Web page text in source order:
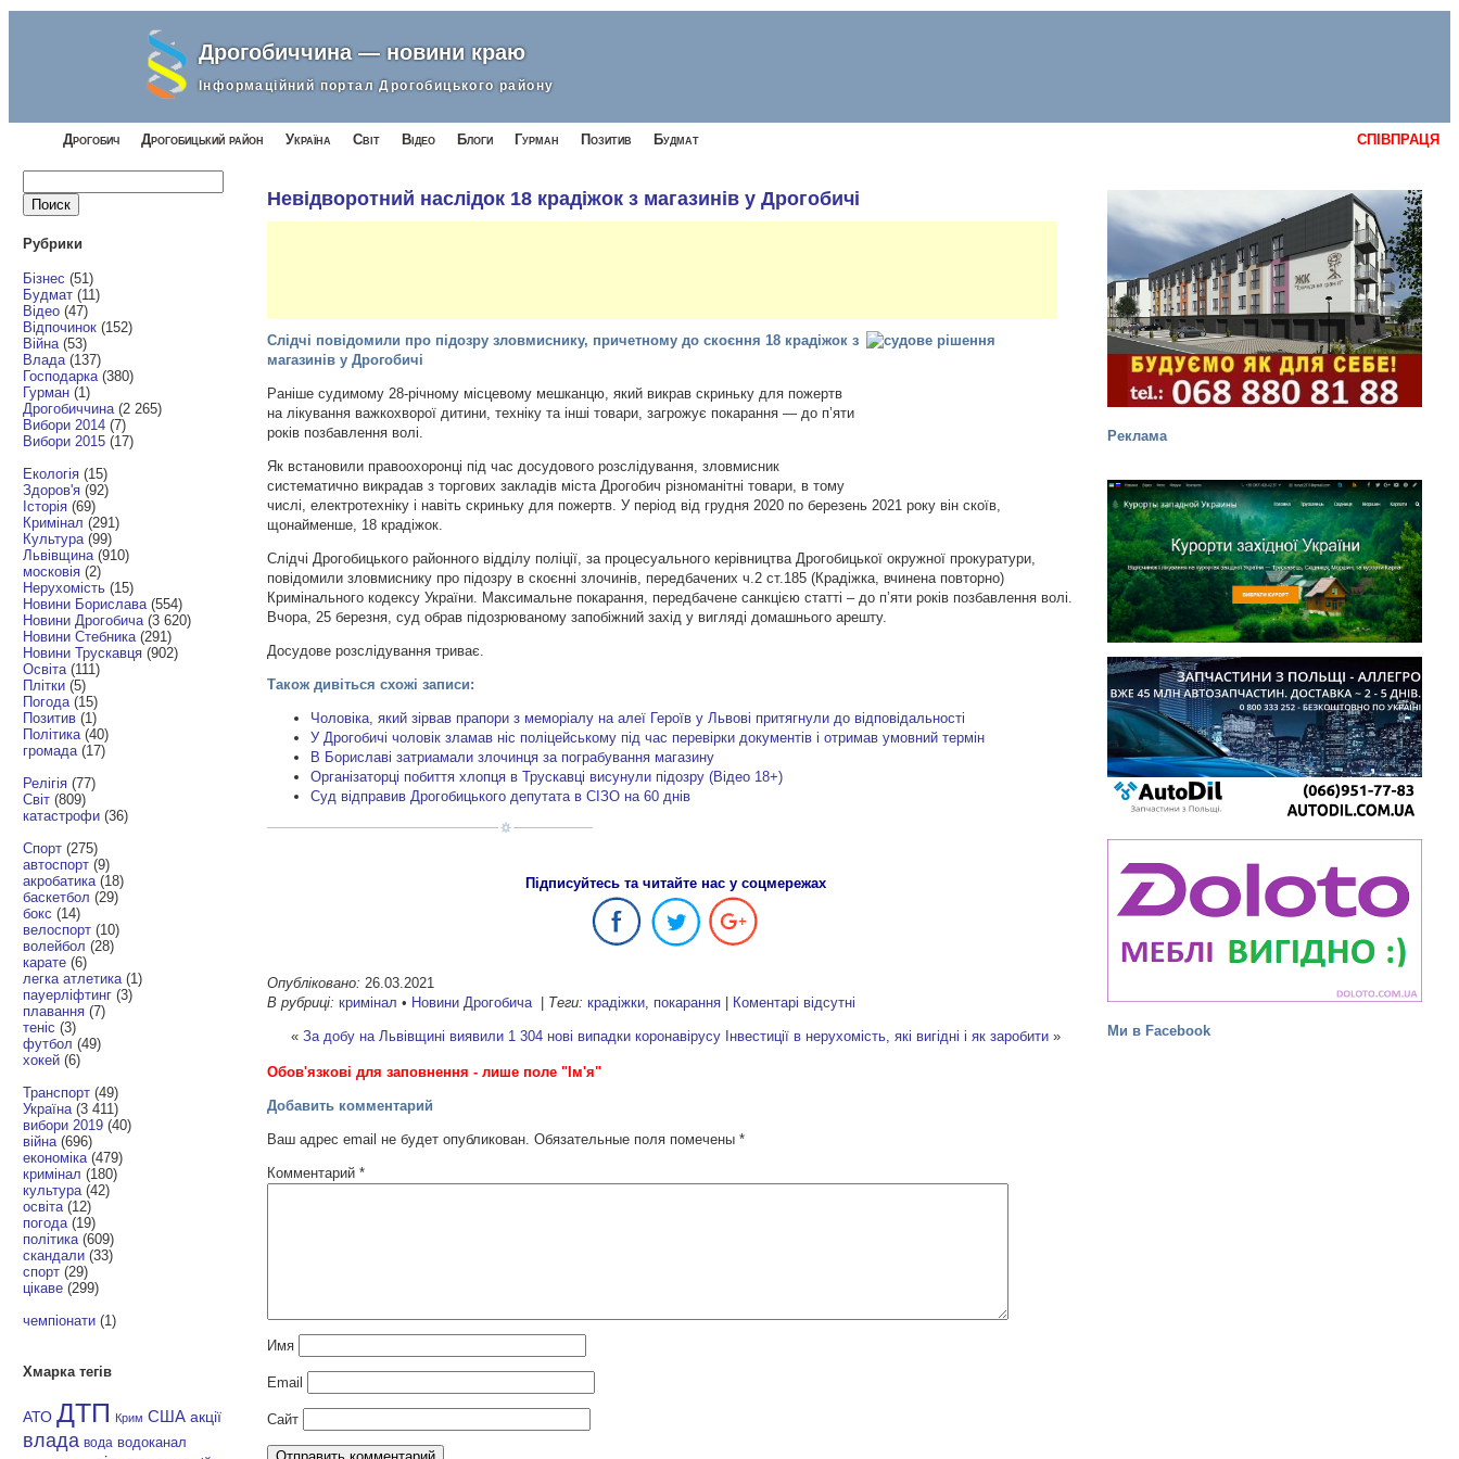
Дрогобиччина — новини краю
Інформаційний портал Дрогобицького району
Дрогобич Дрогобицький район Україна Світ Відео Блоги Гурман СПІВПРАЦЯ
Позитив Будмат
Реклама
Ми в Facebook
Рубрики
Бізнес (51)
Будмат (11)
Відео (47)
Відпочинок (152)
Війна (53)
Влада (137)
Господарка (380)
Гурман (1)
Дрогобиччина (2 265)
Вибори 2014 (7)
Вибори 2015 (17)
Екологія (15)
Здоров'я (92)
Історія (69)
Кримінал (291)
Культура (99)
Львівщина (910)
московія (2)
Нерухомість (15)
Новини Борислава (554)
Новини Дрогобича (3 620)
Новини Стебника (291)
Новини Трускавця (902)
Освіта (111)
Плітки (5)
Погода (15)
Позитив (1)
Політика (40)
громада (17)
Релігія (77)
Світ (809)
катастрофи (36)
Спорт (275)
автоспорт (9)
акробатика (18)
баскетбол (29)
бокс (14)
велоспорт (10)
волейбол (28)
карате (6)
легка атлетика (1)
пауерліфтинг (3)
плавання (7)
теніс (3)
футбол (49)
хокей (6)
Транспорт (49)
Україна (3 411)
вибори 2019 (40)
війна (696)
економіка (479)
кримінал (180)
культура (42)
освіта (12)
погода (19)
політика (609)
скандали (33)
спорт (29)
цікаве (299)
чемпіонати (1)
Хмарка тегів
АТО ДТП Крим США акції
влада вода водоканал
Невідворотний наслідок 18 крадіжок з магазинів у Дрогобичі
Слідчі повідомили про підозру зловмиснику, причетному до скоєння 18 крадіжок з
магазинів у Дрогобичі
Раніше судимому 28-річному місцевому мешканцю, який викрав скриньку для пожертв
на лікування важкохворої дитини, техніку та інші товари, загрожує покарання — до п’яти
років позбавлення волі.
Як встановили правоохоронці під час досудового розслідування, зловмисник
систематично викрадав з торгових закладів міста Дрогобич різноманітні товари, в тому
числі, електротехніку і навіть скриньку для пожертв. У період від грудня 2020 по березень 2021 року він скоїв,
щонайменше, 18 крадіжок.
Cлідчі Дрогобицького районного відділу поліції, за процесуального керівництва Дрогобицької окружної прокуратури,
повідомили зловмиснику про підозру в скоєнні злочинів, передбачених ч.2 ст.185 (Крадіжка, вчинена повторно)
Кримінального кодексу України. Максимальне покарання, передбачене санкцією статті – до п’яти років позбавлення волі.
Вчора, 25 березня, суд обрав підозрюваному запобіжний захід у вигляді домашнього арешту.
Досудове розслідування триває.
Також дивіться схожі записи:
Чоловіка, який зірвав прапори з меморіалу на алеї Героїв у Львові притягнули до відповідальності
У Дрогобичі чоловік зламав ніс поліцейському під час перевірки документів і отримав умовний термін
В Бориславі затриaмали злочинця за пограбування магазину
Організаторці побиття хлопця в Трускавці висунули підозру (Відео 18+)
Суд відправив Дрогобицького депутата в СІЗО на 60 днів
Підписуйтесь та читайте нас у соцмережах
Опубліковано: 26.03.2021
В рубриці: кримінал • Новини Дрогобича | Теги: крадіжки покарання | Коментарі відсутні
« За добу на Львівщині виявили 1 304 нові випадки коронавірусу Інвестиції в нерухомість, які вигідні і як заробити»
Обов'язкові для заповнення - лише поле "Ім'я"
Добавить комментарий
Ваш адрес email не будет опубликован. Обязательные поля помечены*
Комментарий*
Имя
Email
Сайт